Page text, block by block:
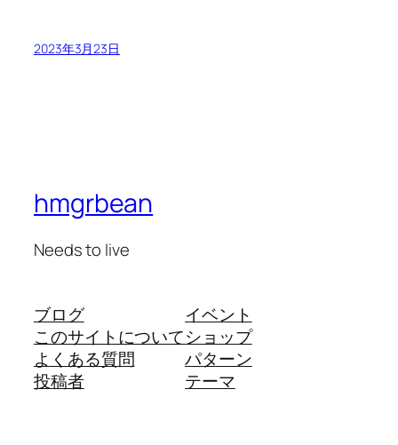
2023年3月23日
hmgrbean
Needs to live
ブログ
このサイトについて
よくある質問
投稿者
イベント
ショップ
パターン
テーマ